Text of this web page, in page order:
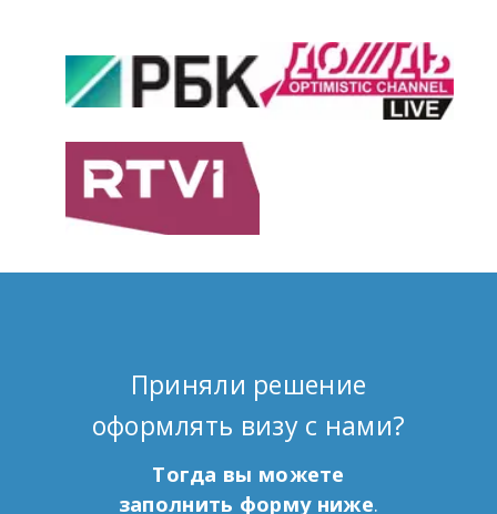
Приняли решение
оформлять визу с нами?
Тогда вы можете
заполнить форму ниже.